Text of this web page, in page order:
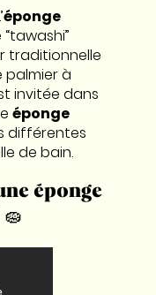
éponge
“tawashi”
traditionnelle
à
invitée dans
éponge
différentes
de bain.
éponge